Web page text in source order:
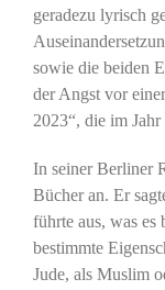
geradezu lyrisch
sowie die beiden
der Angst vor
2023“, die im
In seiner Berliner
Bücher an. Er
führte aus, was es
bestimmte
Jude, als Muslim